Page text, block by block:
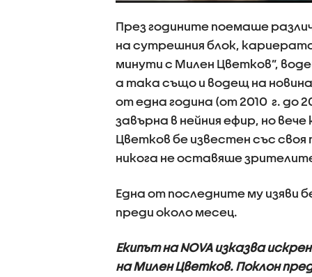
През годините поемаше
на сутрешния блок,
минути с Милен Цветков”,
а така също и водещ на
от една година (от 2010 г. до
завърна в нейния ефир, но
Цветков бе известен със
никога не оставяше
Една от последните му изяви
преди около месец.
Екипът на NOVA изказва
на Милен Цветков. Поклон